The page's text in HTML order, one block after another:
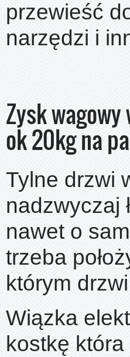
przewieść
narzędzi i
Zysk
ok 20kg na
Tylne drzwi
nadzwyczaj
nawet o
trzeba
którym
Wiązka
kostkę